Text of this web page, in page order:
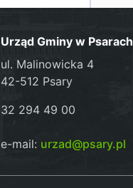
Urząd Gminy w Psarach
ul. Malinowicka 4
42-512 Psary
32 294 49 00
e-mail: urzad@psary.pl